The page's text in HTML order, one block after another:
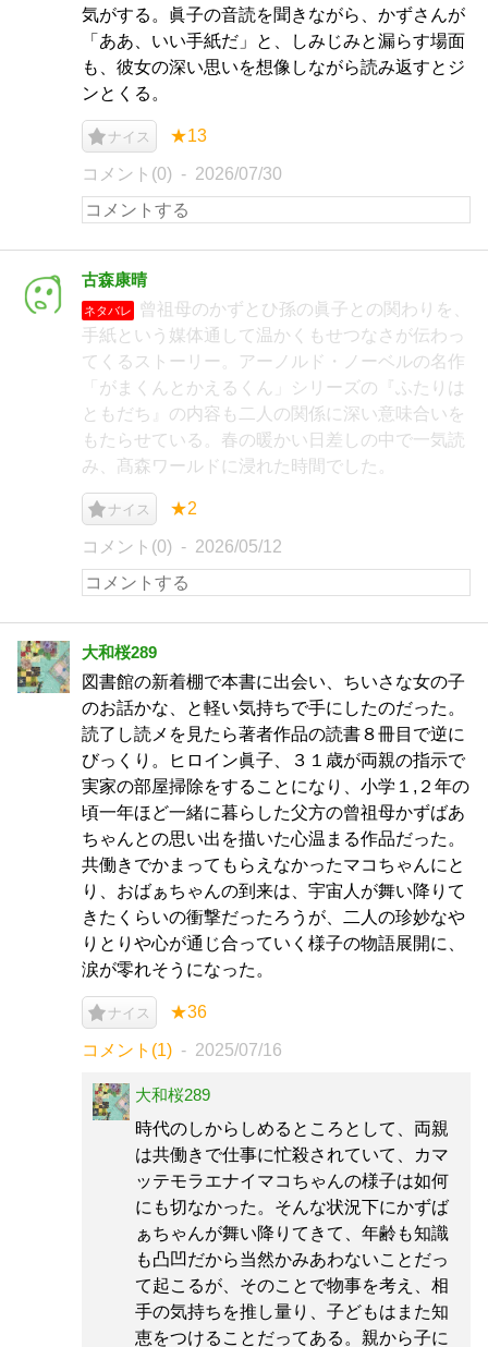
気がする。眞子の音読を聞きながら、かずさんが
「ああ、いい手紙だ」と、しみじみと漏らす場面
も、彼女の深い思いを想像しながら読み返すとジ
ンとくる。
ナイス ★13
コメント(0) 2026/07/30
古森康晴
ネタバレ
曾祖母のかずとひ孫の眞子との関わりを、
手紙という媒体通して温かくもせつなさが伝わっ
てくるストーリー。アーノルド・ノーベルの名作
「がまくんとかえるくん」シリーズの『ふたりは
ともだち』の内容も二人の関係に深い意味合いを
もたらせている。春の暖かい日差しの中で一気読
み、髙森ワールドに浸れた時間でした。
ナイス ★2
コメント(0) 2026/05/12
大和桜289
図書館の新着棚で本書に出会い、ちいさな女の子
のお話かな、と軽い気持ちで手にしたのだった。
読了し読メを見たら著者作品の読書８冊目で逆に
びっくり。ヒロイン眞子、３１歳が両親の指示で
実家の部屋掃除をすることになり、小学１,２年の
頃一年ほど一緒に暮らした父方の曾祖母かずばあ
ちゃんとの思い出を描いた心温まる作品だった。
共働きでかまってもらえなかったマコちゃんにと
り、おばぁちゃんの到来は、宇宙人が舞い降りて
きたくらいの衝撃だったろうが、二人の珍妙なや
りとりや心が通じ合っていく様子の物語展開に、
涙が零れそうになった。
ナイス ★36
コメント(1) 2025/07/16
大和桜289
時代のしからしめるところとして、両親
は共働きで仕事に忙殺されていて、カマ
ッテモラエナイマコちゃんの様子は如何
にも切なかった。そんな状況下にかずば
ぁちゃんが舞い降りてきて、年齢も知識
も凸凹だから当然かみあわないことだっ
て起こるが、そのことで物事を考え、相
手の気持ちを推し量り、子どもはまた知
恵をつけることだってある。親から子に